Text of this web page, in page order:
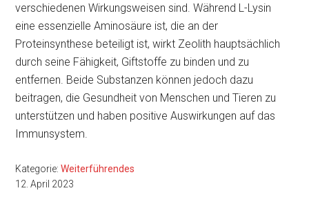
verschiedenen Wirkungsweisen sind. Während L-Lysin
eine essenzielle Aminosäure ist, die an der
Proteinsynthese beteiligt ist, wirkt Zeolith hauptsächlich
durch seine Fähigkeit, Giftstoffe zu binden und zu
entfernen. Beide Substanzen können jedoch dazu
beitragen, die Gesundheit von Menschen und Tieren zu
unterstützen und haben positive Auswirkungen auf das
Immunsystem.
Kategorie:Weiterführendes
12. April 2023